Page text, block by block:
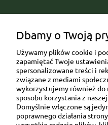
Ul.
Dbamy o Twoją
Używamy plików cookie i
zapamiętać Twoje
spersonalizowane treści i
związane z mediami
wykorzystujemy również do
sposobu korzystania z
Domyślnie włączone są
poprawnego działania